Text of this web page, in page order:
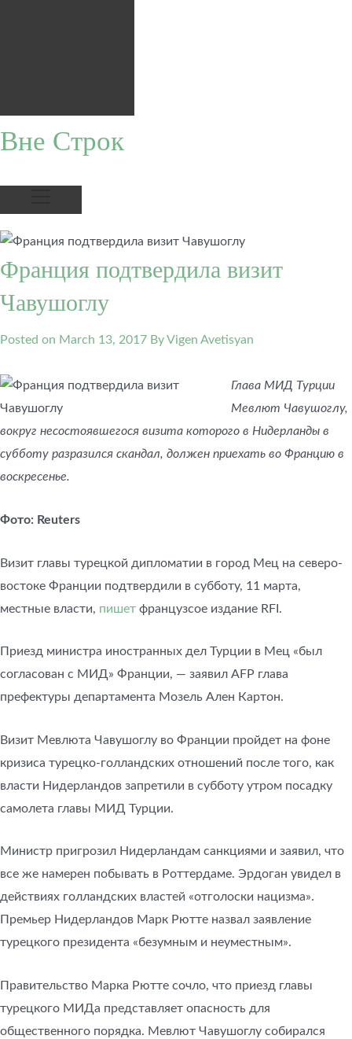
Вне Строк
Франция подтвердила визит
Чавушоглу
Posted on March 13, 2017 By Vigen Avetisyan
Глава МИД Турции
Мевлют Чавушоглу,
вокруг несостоявшегося визита которого в Нидерланды в
субботу разразился скандал, должен приехать во Францию в
воскресенье.
Фото: Reuters
Визит главы турецкой дипломатии в город Мец на северо-
востоке Франции подтвердили в субботу, 11 марта,
местные власти, пишет французсое издание RFI.
Приезд министра иностранных дел Турции в Мец «был
согласован с МИД» Франции, — заявил AFP глава
префектуры департамента Мозель Ален Картон.
Визит Мевлюта Чавушоглу во Франции пройдет на фоне
кризиса турецко-голландских отношений после того, как
власти Нидерландов запретили в субботу утром посадку
самолета главы МИД Турции.
Министр пригрозил Нидерландам санкциями и заявил, что
все же намерен побывать в Роттердаме. Эрдоган увидел в
действиях голландских властей «отголоски нацизма».
Премьер Нидерландов Марк Рютте назвал заявление
турецкого президента «безумным и неуместным».
Правительство Марка Рютте сочло, что приезд главы
турецкого МИДа представляет опасность для
общественного порядка. Мевлют Чавушоглу собирался